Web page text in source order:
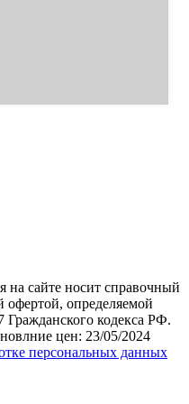
сайте носит справочный
офертой, определяемой
Гражданского кодекса РФ.
цен: 23/05/2024
персональных данных